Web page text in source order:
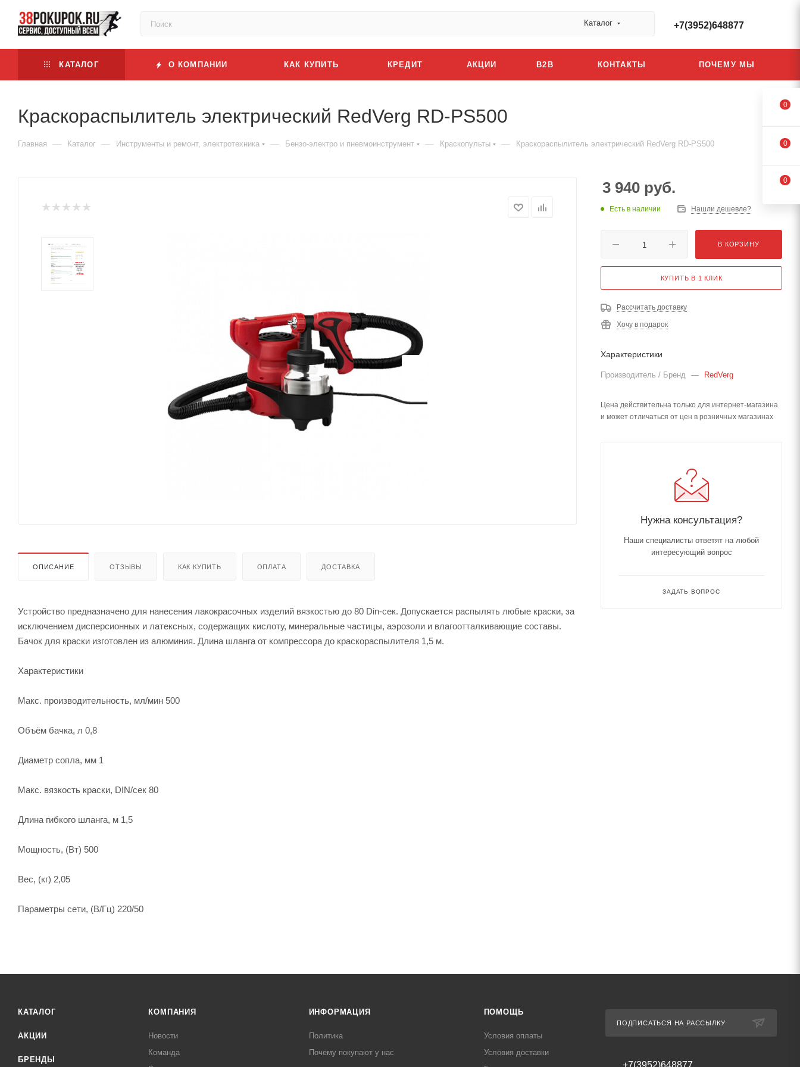
Каталог +7(3952)648877
КАТАЛОГ О КОМПАНИИ КАК КУПИТЬ КРЕДИТ АКЦИИ B2B КОНТАКТЫ ПОЧЕМУ МЫ
Краскораспылитель электрический RedVerg RD-PS500
Главная — Каталог — Инструменты и ремонт, электротехника — Бензо-электро и пневмоинструмент — Краскопульты — Краскораспылитель электрический RedVerg RD-PS500
ОПИСАНИЕ ОТЗЫВЫ КАК КУПИТЬ ОПЛАТА ДОСТАВКА
Устройство предназначено для нанесения лакокрасочных изделий вязкостью до 80 Din-сек. Допускается распылять любые краски, за
исключением дисперсионных и латексных, содержащих кислоту, минеральные частицы, аэрозоли и влагоотталкивающие составы.
Бачок для краски изготовлен из алюминия. Длина шланга от компрессора до краскораспылителя 1,5 м.
Характеристики
Макс. производительность, мл/мин 500
Объём бачка, л 0,8
Диаметр сопла, мм 1
Макс. вязкость краски, DIN/сек 80
Длина гибкого шланга, м 1,5
Мощность, (Вт) 500
Вес, (кг) 2,05
Параметры сети, (В/Гц) 220/50
3 940 руб.
Есть в наличии Нашли дешевле?
В КОРЗИНУ
КУПИТЬ В 1 КЛИК
Рассчитать доставку
Хочу в подарок
Характеристики
Производитель / Бренд — RedVerg
Цена действительна только для интернет-магазина
и может отличаться от цен в розничных магазинах
Нужна консультация?
Наши специалисты ответят на любой
интересующий вопрос
ЗАДАТЬ ВОПРОС
КАТАЛОГ
АКЦИИ
БРЕНДЫ
КОМПАНИЯ
Новости
Команда
ИНФОРМАЦИЯ
Политика
Почему покупают у нас
ПОМОЩЬ
Условия оплаты
Условия доставки
ПОДПИСАТЬСЯ НА РАССЫЛКУ
+7(3952)648877
0
0
0